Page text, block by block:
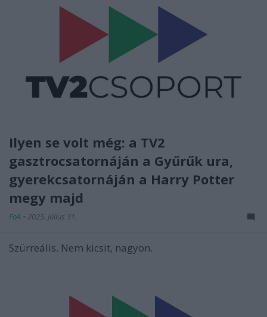
Ilyen se volt még: a TV2
gasztrocsatornáján a Gyűrűk ura,
gyerekcsatornáján a Harry Potter
megy majd
FoA • 2025. július 31.
Szürreális. Nem kicsit, nagyon.